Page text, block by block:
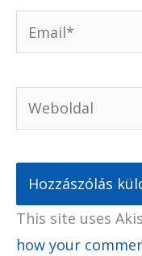
Email*
Weboldal
This site uses
how your